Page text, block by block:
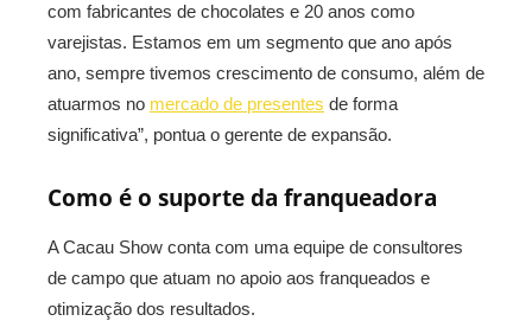
com fabricantes de chocolates e 20 anos como
varejistas. Estamos em um segmento que ano após
ano, sempre tivemos crescimento de consumo, além de
atuarmos no mercado de presentes de forma
significativa”, pontua o gerente de expansão.
Como é o suporte da franqueadora
A Cacau Show conta com uma equipe de consultores
de campo que atuam no apoio aos franqueados e
otimização dos resultados.